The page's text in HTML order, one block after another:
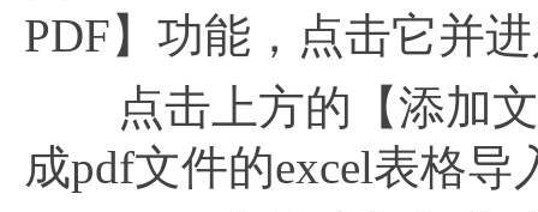
PDF】功能，点击它并
点击上方的【添加文
成pdf文件的excel表格导